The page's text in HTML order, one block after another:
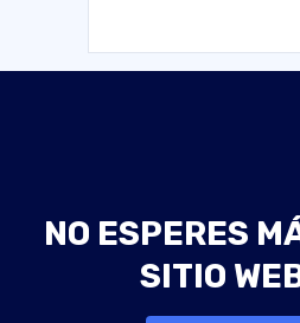
NO ESPERES
SITIO